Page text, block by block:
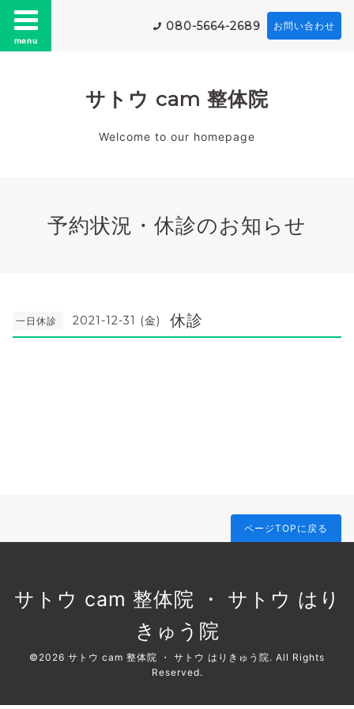
menu
080-5664-2689 お問い合わせ
サトウ cam 整体院
Welcome to our homepage
予約状況・休診のお知らせ
一日休診 2021-12-31 (金) 休診
ページTOPに戻る
サトウ cam 整体院 ・ サトウ はり
きゅう院
©2026 サトウ cam 整体院 ・ サトウ はりきゅう院. All Rights
Reserved.